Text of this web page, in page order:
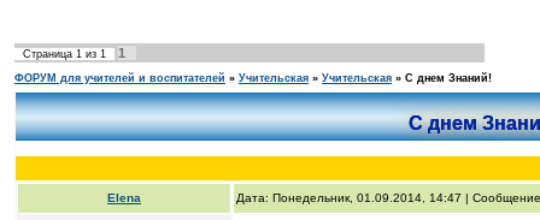
Страница 1 из 1 1
ФОРУМ для учителей и воспитателей » Учительская » Учительская » С днем Знаний!
С днем
Elena Дата: Понедельник, 01.09.2014, 14:47 |